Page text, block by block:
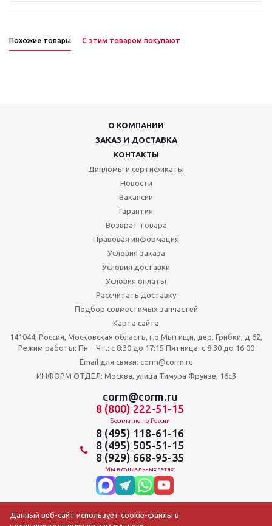
Похожие товары С этим товаром покупают
О КОМПАНИИ
ЗАКАЗ И ДОСТАВКА
КОНТАКТЫ
Дипломы и сертификаты
Новости
Вакансии
Гарантия
Возврат товара
Правовая информация
Условия заказа
Условия доставки
Условия оплаты
Рассчитать доставку
Подбор совместимых запчастей
Карта сайта
141044, Россия, Московская область, г.о.Мытищи, дер. Грибки, д 62,
Режим работы: Пн.– Чт.: с 8:30 до 17:15 Пятница: c 8:30 до 16:00
Email для связи: corm@corm.ru
ИНФОРМ ОТДЕЛ: Москва, улица Тимура Фрунзе, 16с3
corm@corm.ru
8 (800) 222-51-15
Бесплатно по России
8 (495) 118-61-16
8 (495) 505-51-15
8 (929) 668-95-35
Мы в социальных сетях:
Данный веб-сайт использует cookie-файлы в